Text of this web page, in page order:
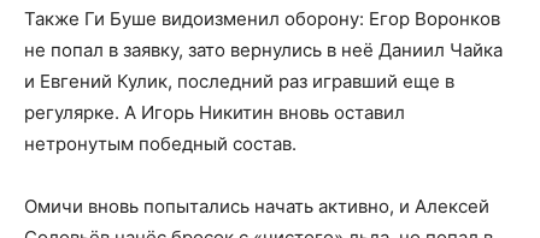
Также Ги Буше видоизменил оборону: Егор Воронков
не попал в заявку, зато вернулись в неё Даниил Чайка
и Евгений Кулик, последний раз игравший еще в
регулярке. А Игорь Никитин вновь оставил
нетронутым победный состав.
Омичи вновь попытались начать активно, и Алексей